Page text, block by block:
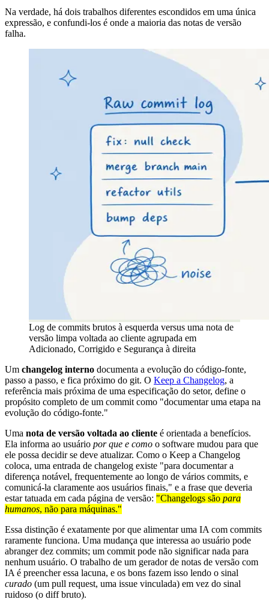
Na verdade, há dois trabalhos diferentes escondidos em uma única
expressão, e confundi-los é onde a maioria das notas de versão
falha.
Log de commits brutos à esquerda versus uma nota de
versão limpa voltada ao cliente agrupada em
Adicionado, Corrigido e Segurança à direita
Um changelog interno documenta a evolução do código-fonte,
passo a passo, e fica próximo do git. O Keep a Changelog, a
referência mais próxima de uma especificação do setor, define o
propósito completo de um commit como "documentar uma etapa na
evolução do código-fonte."
Uma nota de versão voltada ao cliente é orientada a benefícios.
Ela informa ao usuário por que e como o software mudou para que
ele possa decidir se deve atualizar. Como o Keep a Changelog
coloca, uma entrada de changelog existe "para documentar a
diferença notável, frequentemente ao longo de vários commits, e
comunicá-la claramente aos usuários finais," e a frase que deveria
estar tatuada em cada página de versão: "Changelogs são para
humanos, não para máquinas."
Essa distinção é exatamente por que alimentar uma IA com commits
raramente funciona. Uma mudança que interessa ao usuário pode
abranger dez commits; um commit pode não significar nada para
nenhum usuário. O trabalho de um gerador de notas de versão com
IA é preencher essa lacuna, e os bons fazem isso lendo o sinal
curado (um pull request, uma issue vinculada) em vez do sinal
ruidoso (o diff bruto).